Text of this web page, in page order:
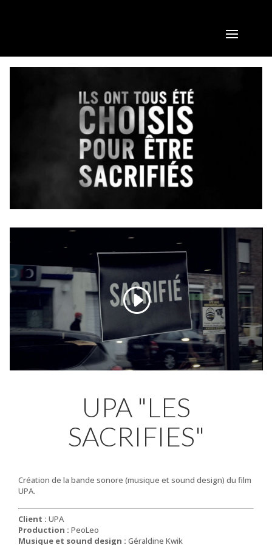
UPA "LES
SACRIFIES"
Création de la bande sonore (musique et sound design) du film
UPA.
Client :UPA
Production : PeoLeo
Musique et sound design : Géraldine Kwik